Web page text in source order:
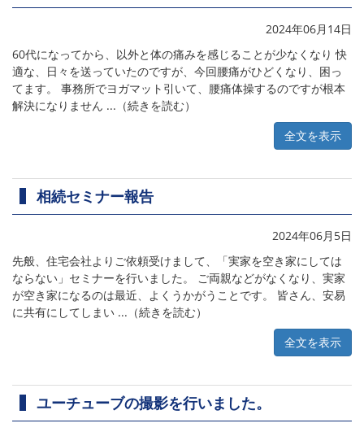
2024年06月14日
60代になってから、以外と体の痛みを感じることが少なくなり 快
適な、日々を送っていたのですが、今回腰痛がひどくなり、困っ
てます。 事務所でヨガマット引いて、腰痛体操するのですが根本
解決になりません ...（続きを読む）
全文を表示
相続セミナー報告
2024年06月5日
先般、住宅会社よりご依頼受けまして、「実家を空き家にしては
ならない」セミナーを行いました。 ご両親などがなくなり、実家
が空き家になるのは最近、よくうかがうことです。 皆さん、安易
に共有にしてしまい ...（続きを読む）
全文を表示
ユーチューブの撮影を行いました。